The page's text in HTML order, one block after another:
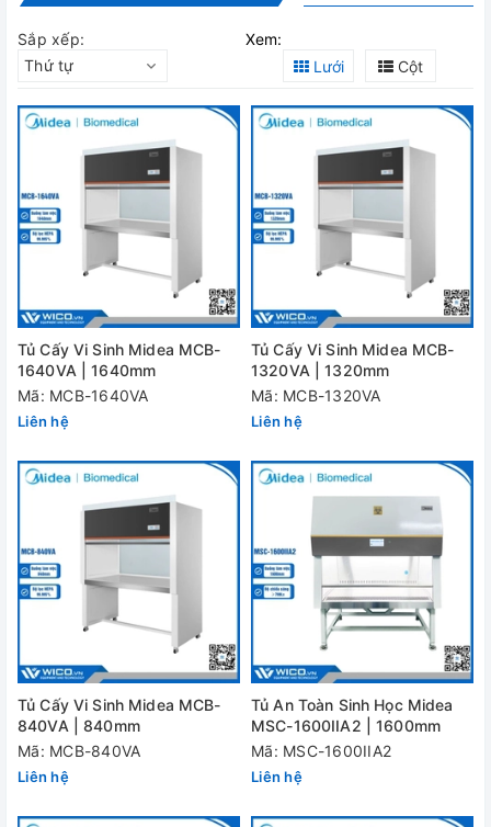
Sắp xếp:
Thứ tự
Xem:
Lưới
Cột
Tủ Cấy Vi Sinh Midea MCB-
1640VA | 1640mm
Mã: MCB-1640VA
Liên hệ
Tủ Cấy Vi Sinh Midea MCB-
1320VA | 1320mm
Mã: MCB-1320VA
Liên hệ
Tủ Cấy Vi Sinh Midea MCB-
840VA | 840mm
Mã: MCB-840VA
Liên hệ
Tủ An Toàn Sinh Học Midea
MSC-1600IIA2 | 1600mm
Mã: MSC-1600IIA2
Liên hệ